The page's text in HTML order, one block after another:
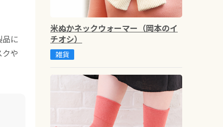
に
や
米ぬかネックウォーマー（岡本のイ
チオシ）
雑貨